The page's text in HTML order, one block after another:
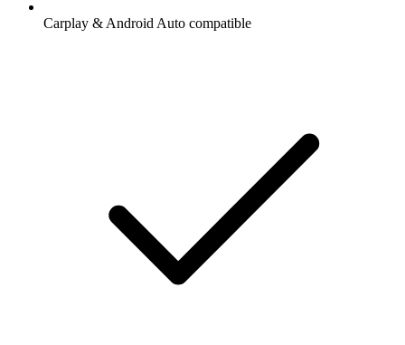
Carplay & Android Auto compatible